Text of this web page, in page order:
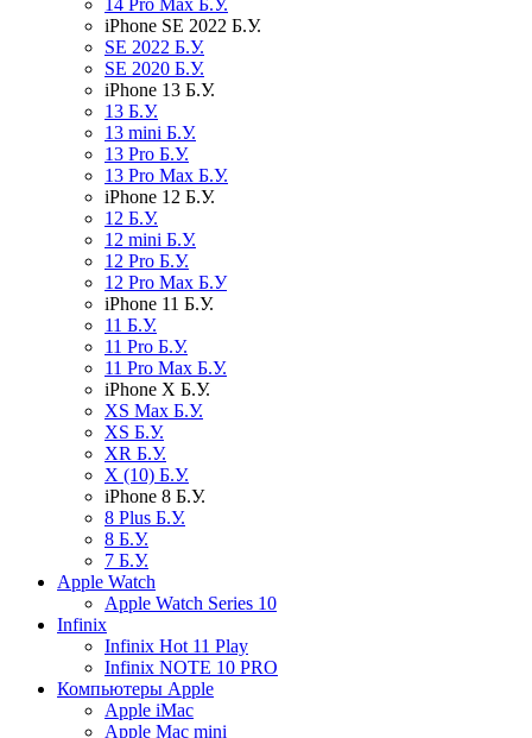
14 Pro Max Б.У.
iPhone SE 2022 Б.У.
SE 2022 Б.У.
SE 2020 Б.У.
iPhone 13 Б.У.
13 Б.У.
13 mini Б.У.
13 Pro Б.У.
13 Pro Max Б.У.
iPhone 12 Б.У.
12 Б.У.
12 mini Б.У.
12 Pro Б.У.
12 Pro Max Б.У
iPhone 11 Б.У.
11 Б.У.
11 Pro Б.У.
11 Pro Max Б.У.
iPhone X Б.У.
XS Max Б.У.
XS Б.У.
XR Б.У.
X (10) Б.У.
iPhone 8 Б.У.
8 Plus Б.У.
8 Б.У.
7 Б.У.
Apple Watch
Apple Watch Series 10
Infinix
Infinix Hot 11 Play
Infinix NOTE 10 PRO
Компьютеры Apple
Apple iMac
Apple Mac mini